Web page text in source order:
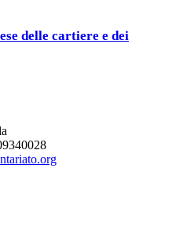
delle cartiere e dei